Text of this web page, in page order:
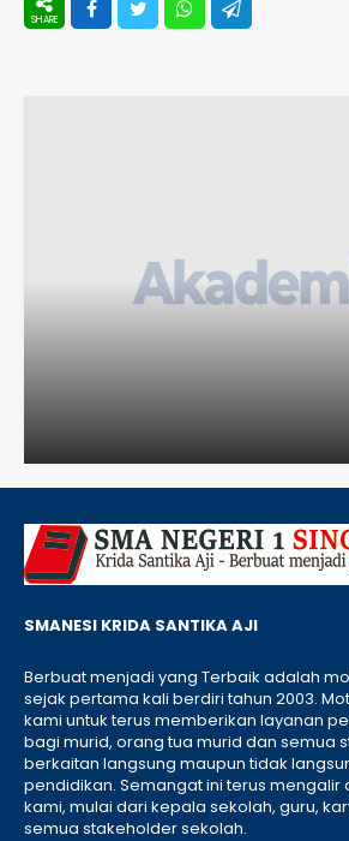
SMANESI KRIDA SANTIKA AJI
Berbuat menjadi yang Terbaik adalah
sejak pertama kali berdiri tahun 2003.
kami untuk terus memberikan layanan
bagi murid, orang tua murid dan semua
berkaitan langsung maupun tidak
pendidikan. Semangat ini terus mengalir
kami, mulai dari kepala sekolah, guru,
semua stakeholder sekolah.